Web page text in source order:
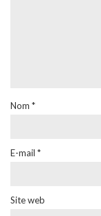
Nom *
E-mail *
Site web